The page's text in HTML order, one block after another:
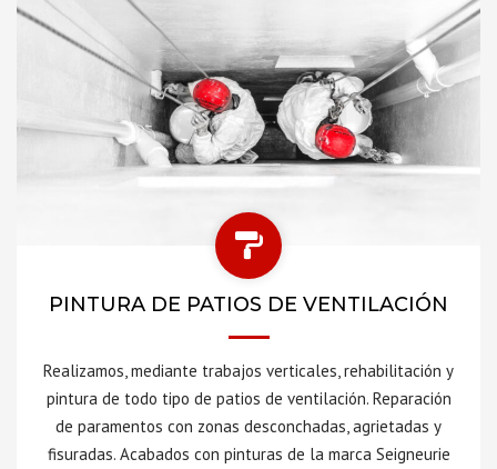
PINTURA DE PATIOS DE VENTILACIÓN
Realizamos, mediante trabajos verticales, rehabilitación y
pintura de todo tipo de patios de ventilación. Reparación
de paramentos con zonas desconchadas, agrietadas y
fisuradas. Acabados con pinturas de la marca Seigneurie